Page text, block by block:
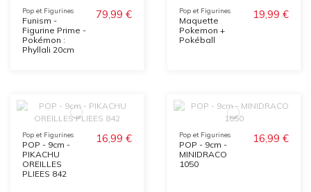
Pop et Figurines
Funism -
Figurine Prime -
Pokémon :
Phyllali 20cm
79,99 € Pop et Figurines
Maquette
Pokemon +
Pokéball
19,99 €
Pop et Figurines
POP - 9cm -
PIKACHU
OREILLES
PLIEES 842
16,99 € Pop et Figurines
POP - 9cm -
MINIDRACO
1050
16,99 €